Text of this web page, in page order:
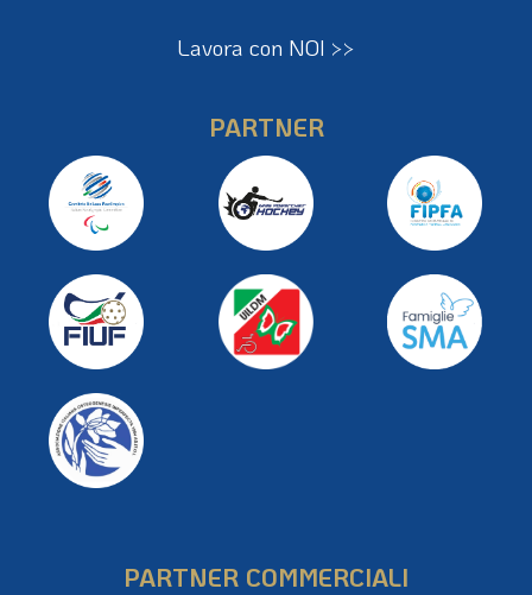
Lavora con NOI >>
PARTNER
PARTNER COMMERCIALI